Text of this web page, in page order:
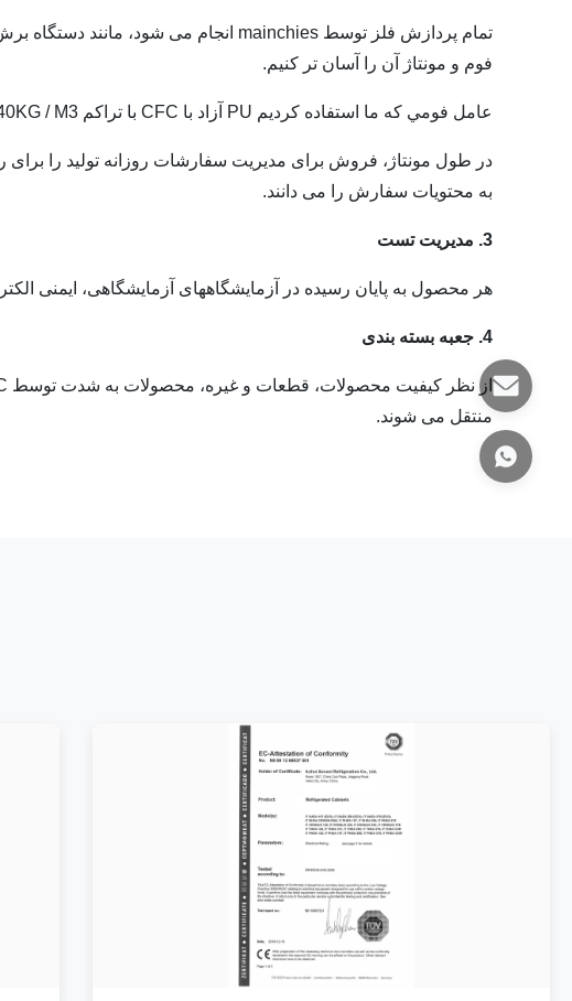
فوم و مونتاژ آن را آسان تر کنیم.
عامل فومي که ما استفاده کرديم PU آزاد با CFC با تراکم 40KG / M3 است تا اطمينان حاصل شود که محيط زيست و عايق خوب است.
در طول مونتاژ، فروش برای مدیریت سفارشات روزانه تولید را برای
به محتویات سفارش را می دانند.
3. مدیریت تست
هر محصول به پایان رسیده در آزمایشگاههای آزمایشگاهی، ایمنی
4. جعبه بسته بندی
منتقل می شوند.